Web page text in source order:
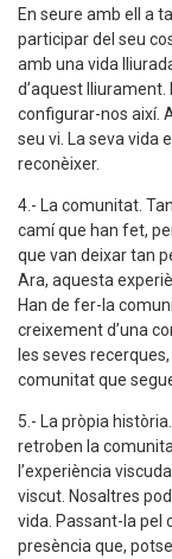
En seure amb ell a
participar del seu
amb una vida
d’aquest lliurament.
configurar-nos així.
seu vi. La seva vida
reconèixer.
4.- La comunitat.
camí que han fet,
que van deixar tan
Ara, aquesta
Han de fer-la
creixement d’una
les seves
comunitat que
5.- La pròpia
retroben la
l’experiència
viscut. Nosaltres
vida. Passant-la pel
presència que,